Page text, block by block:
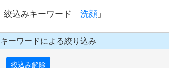
絞込みキーワード「 洗顔 」
キーワードによる絞り込み
絞込み解除